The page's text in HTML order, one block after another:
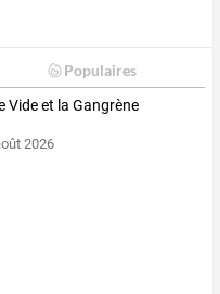
Populaires
Vide et la Gangrène
2026